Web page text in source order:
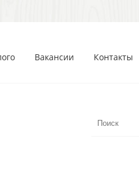
Вакансии Контакты